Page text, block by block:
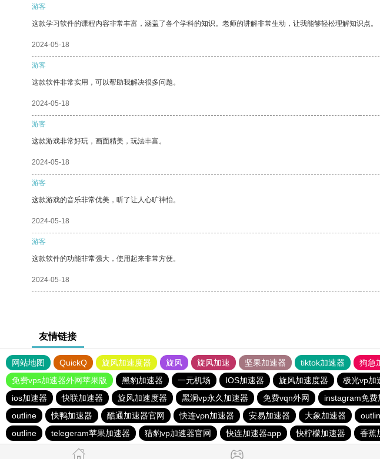
游客
这款学习软件的课程内容非常丰富，涵盖了各个学科的知识。老师的讲解非常生动，让我能够轻松理解知识点。
2024-05-18
游客
这款软件非常实用，可以帮助我解决很多问题。
2024-05-18
游客
这款游戏非常好玩，画面精美，玩法丰富。
2024-05-18
游客
这款游戏的音乐非常优美，听了让人心旷神怡。
2024-05-18
游客
这款软件的功能非常强大，使用起来非常方便。
2024-05-18
友情链接
网站地图 QuickQ 旋风加速度器 旋风 旋风加速 坚果加速器 tiktok加速器 狗急
免费vps加速器外网苹果版
黑豹加速器 一元机场 IOS加速器 旋风加速度器 极光vp加
ios加速器
快联加速器 旋风加速度器 黑洞vp永久加速器 免费vqn外网 instagram免费
outline
快鸭加速器 酷通加速器官网 快连vρn加速器 安易加速器 大象加速器
outline
telegeram苹果加速器 猎豹vp加速器官网 快连加速器app 快柠檬加速器 香蕉